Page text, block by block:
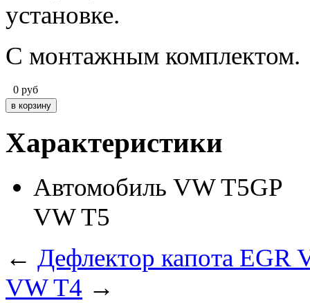
установке.
С монтажным комплектом.
0 руб
Характеристики
Автомобиль VW T5GP
VW T5
← Дефлектор капота EGR
VW T4 →